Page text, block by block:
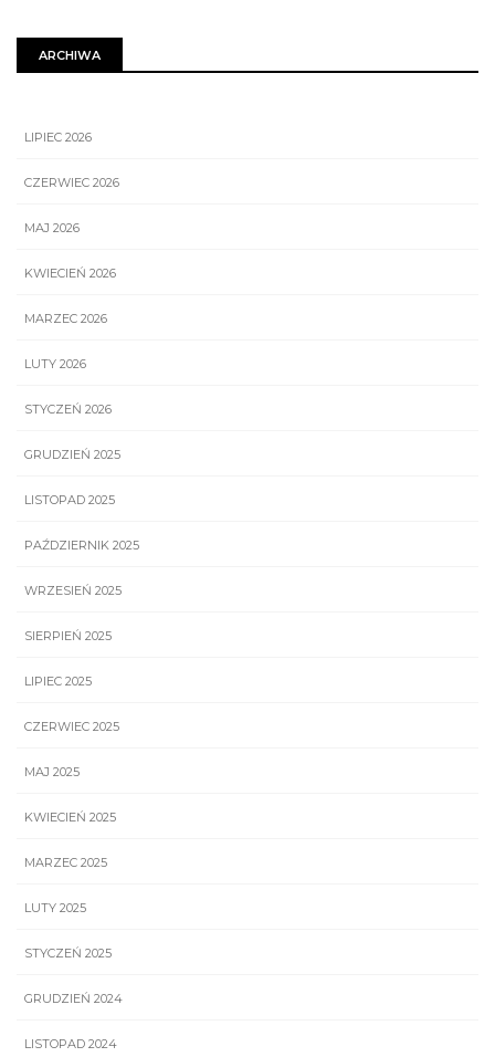
ARCHIWA
LIPIEC 2026
CZERWIEC 2026
MAJ 2026
KWIECIEŃ 2026
MARZEC 2026
LUTY 2026
STYCZEŃ 2026
GRUDZIEŃ 2025
LISTOPAD 2025
PAŹDZIERNIK 2025
WRZESIEŃ 2025
SIERPIEŃ 2025
LIPIEC 2025
CZERWIEC 2025
MAJ 2025
KWIECIEŃ 2025
MARZEC 2025
LUTY 2025
STYCZEŃ 2025
GRUDZIEŃ 2024
LISTOPAD 2024